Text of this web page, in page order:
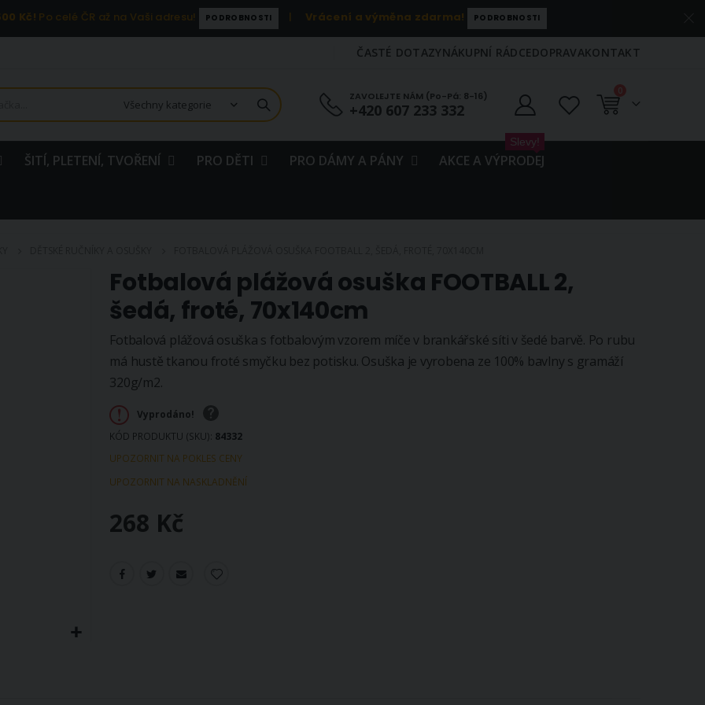
Kč! Po celé ČR až na Vaši adresu! PODROBNOSTI | Vrácení a výměna zdarma! PODROBNOSTI
ČASTÉ DOTAZYNÁKUPNÍ RÁDCEDOPRAVAKONTAKT
ZAVOLEJTE NÁM (Po-Pá: 8-16)
+420 607 233 332 Košík
0položky
ŠITÍ, PLETENÍ, TVOŘENÍ PRO DĚTI PRO DÁMY A PÁNY AKCE A VÝPRODEJ
Slevy!
Fotbalová plážová osuška FOOTBALL 2,
šedá, froté, 70x140cm
Fotbalová plážová osuška s fotbalovým vzorem míče v brankářské síti v šedé barvě. Po rubu
má hustě tkanou froté smyčku bez potisku. Osuška je vyrobena ze 100% bavlny s gramáží
320g/m2.
Vyprodáno!
KÓD PRODUKTU (SKU) 84332
UPOZORNIT NA POKLES CENY
UPOZORNIT NA NASKLADNĚNÍ
268 Kč